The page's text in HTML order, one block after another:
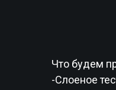
Что будем
-Слоеное